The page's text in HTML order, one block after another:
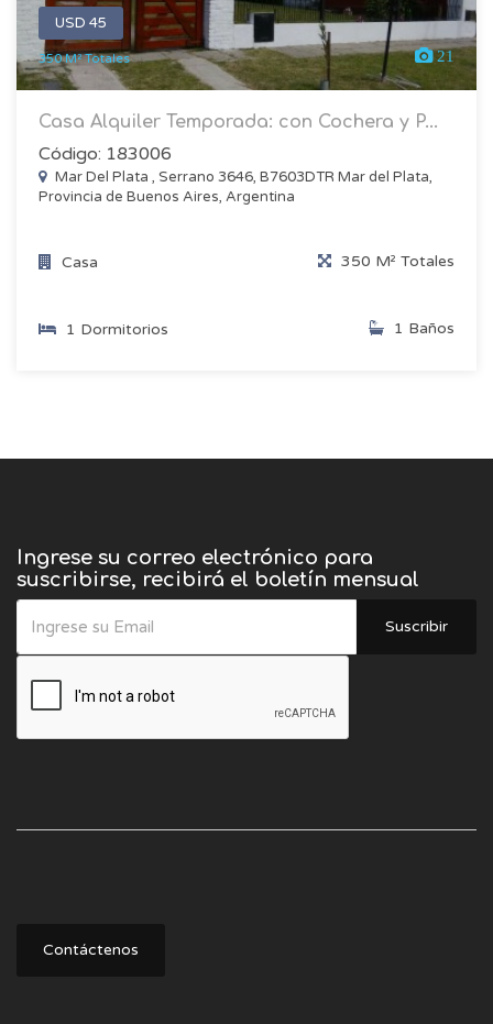
USD 45
350 M² Totales 21
Casa Alquiler Temporada: con Cochera y P...
Código: 183006
Mar Del Plata , Serrano 3646, B7603DTR Mar del Plata,
Provincia de Buenos Aires, Argentina
Casa 350 M² Totales
1 Dormitorios 1 Baños
Ingrese su correo electrónico para
suscribirse, recibirá el boletín mensual
Suscribir
Contáctenos